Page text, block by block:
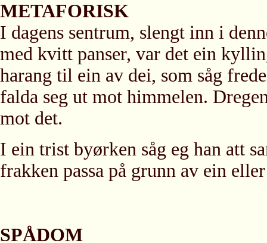
METAFORISK
I dagens sentrum, slengt inn i
med kvitt panser, var det ein
harang til ein av dei, som såg
falda seg ut mot himmelen.
mot det.
I ein trist byørken såg eg han att
frakken passa på grunn av ein
SPÅDOM